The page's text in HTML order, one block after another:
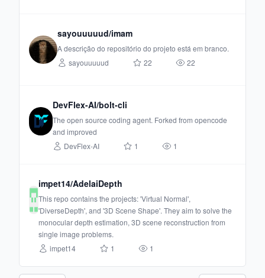
sayouuuuud/imam
A descrição do repositório do projeto está em branco.
sayouuuuud
22 22
DevFlex-AI/bolt-cli
The open source coding agent. Forked from opencode
and improved
DevFlex-AI
1 1
impet14/AdelaiDepth
This repo contains the projects: 'Virtual Normal',
'DiverseDepth', and '3D Scene Shape'. They aim to solve the
monocular depth estimation, 3D scene reconstruction from
single image problems.
impet14
1 1